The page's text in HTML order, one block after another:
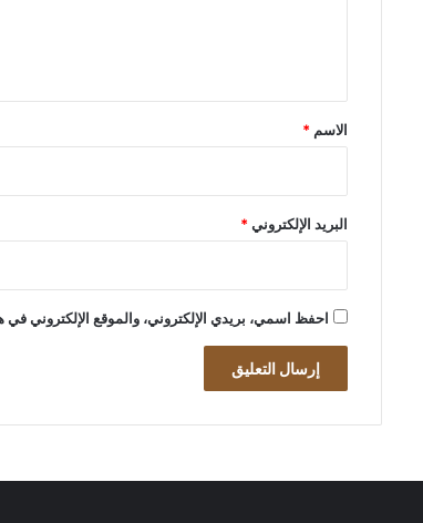
*
الاسم *
البريد الإلكتروني*
احفظ اسمي، بريدي الإلكتروني، والموقع الإلكتروني